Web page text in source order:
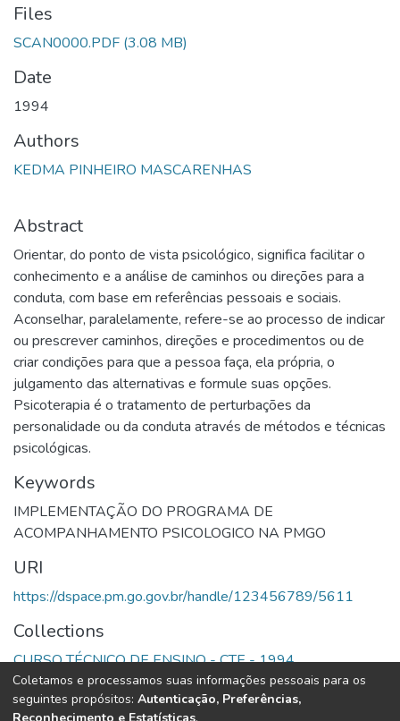
Files
SCAN0000.PDF (3.08 MB)
Date
1994
Authors
KEDMA PINHEIRO MASCARENHAS
Abstract
Orientar, do ponto de vista psicológico, significa facilitar o
conhecimento e a análise de caminhos ou direções para a
conduta, com base em referências pessoais e sociais.
Aconselhar, paralelamente, refere-se ao processo de indicar
ou prescrever caminhos, direções e procedimentos ou de
criar condições para que a pessoa faça, ela própria, o
julgamento das alternativas e formule suas opções.
Psicoterapia é o tratamento de perturbações da
personalidade ou da conduta através de métodos e técnicas
psicológicas.
Keywords
IMPLEMENTAÇÃO DO PROGRAMA DE
ACOMPANHAMENTO PSICOLOGICO NA PMGO
URI
https://dspace.pm.go.gov.br/handle/123456789/5611
Collections
CURSO TÉCNICO DE ENSINO - CTE - 1994
Full item page
Coletamos e processamos suas informações pessoais para os
seguintes propósitos: Autenticação, Preferências,